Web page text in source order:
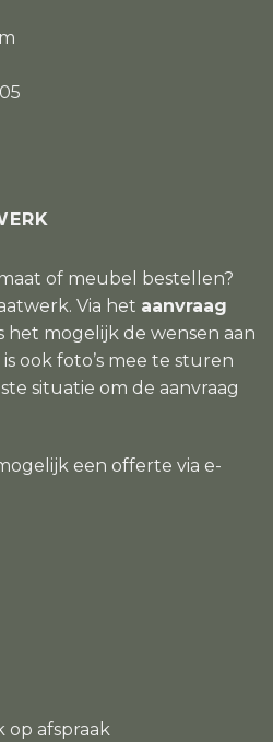
of meubel bestellen?
Via het aanvraag
het mogelijk de wensen aan
ook foto’s mee te sturen
situatie om de aanvraag
een offerte via e-
op afspraak